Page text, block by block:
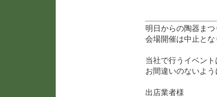
明日からの陶器ま
会場開催は中止と
当社で行うイベン
お間違いのないよ
出店業者様